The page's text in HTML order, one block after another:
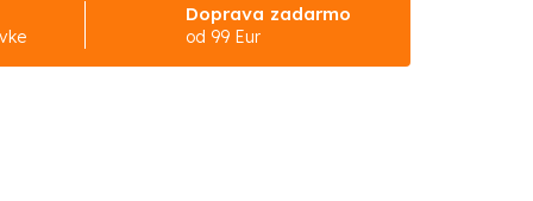
Doprava zadarmo
od 99 Eur